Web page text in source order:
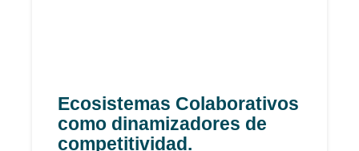
Ecosistemas Colaborativos
como dinamizadores de
competitividad.